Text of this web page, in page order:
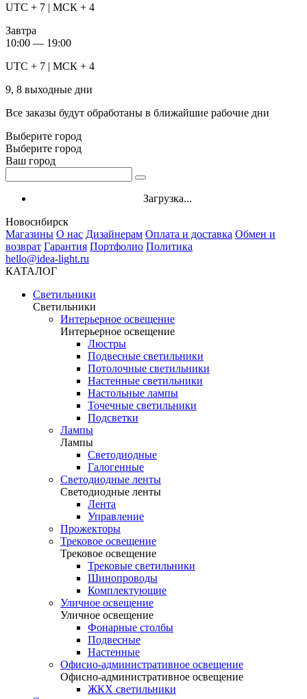
UTC + 7 | МСК + 4
Завтра
10:00 — 19:00
UTC + 7 | МСК + 4
9, 8 выходные дни
Все заказы будут обработаны в ближайшие рабочие дни
Выберите город
Выберите город
Ваш город
Загрузка...
Новосибирск
Магазины О нас Дизайнерам Оплата и доставка Обмен и
возврат Гарантия Портфолио Политика
hello@idea-light.ru
КАТАЛОГ
Светильники
Светильники
Интерьерное освещение
Интерьерное освещение
Люстры
Подвесные светильники
Потолочные светильники
Настенные светильники
Настольные лампы
Точечные светильники
Подсветки
Лампы
Лампы
Светодиодные
Галогенные
Светодиодные ленты
Светодиодные ленты
Лента
Управление
Прожекторы
Трековое освещение
Трековое освещение
Трековые светильники
Шинопроводы
Комплектующие
Уличное освещение
Уличное освещение
Фонарные столбы
Подвесные
Настенные
Офисно-административное освещение
Офисно-административное освещение
ЖКХ светильники